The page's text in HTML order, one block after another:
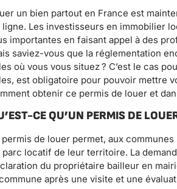
un bien partout en France est
ligne. Les investisseurs en immobilier
importantes en faisant appel à des
saviez-vous que la réglementation
où vous vous situez ? C’est le cas
est obligatoire pour pouvoir mettre
obtenir ce permis de louer et
CE QU’UN PERMIS DE
permis de louer permet, aux
parc locatif de leur territoire. La
du propriétaire bailleur en
après une visite et une